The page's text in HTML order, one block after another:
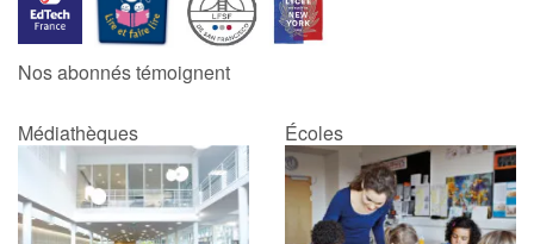
Nos abonnés témoignent
Médiathèques Écoles